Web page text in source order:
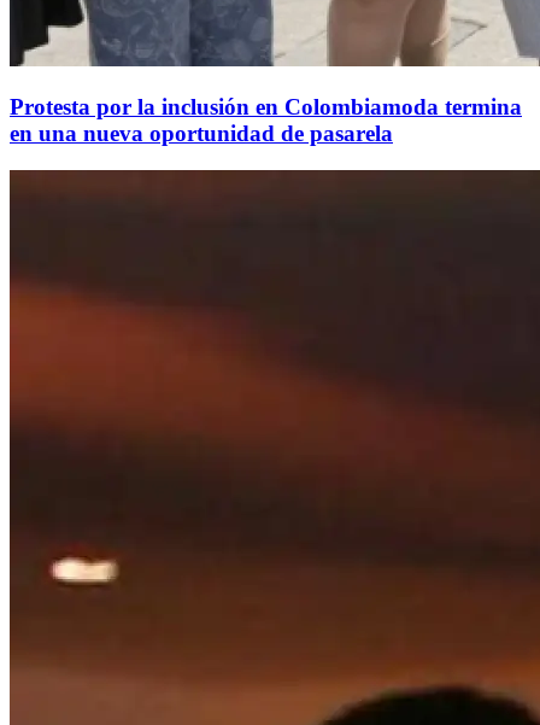
Protesta por la inclusión en Colombiamoda termina
en una nueva oportunidad de pasarela